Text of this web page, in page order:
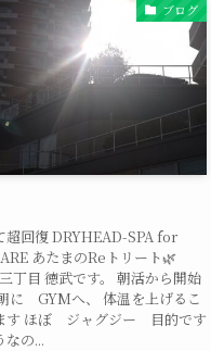
ブログ
超回復 DRYHEAD-SPA for
あたまのReトリート🌿
目 徳武です。 朝活から開始
に GYMへ、 体温を上げるこ
す ほぼ ジャグジー 目的です
なの...